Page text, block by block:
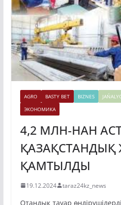
AGRO BASTY BET BIZNES
ЭКОНОМИКА
4,2 МЛН-НАН
ҚАМТЫЛДЫ
19.12.2024 taraz24kz_news
Отандық тауар